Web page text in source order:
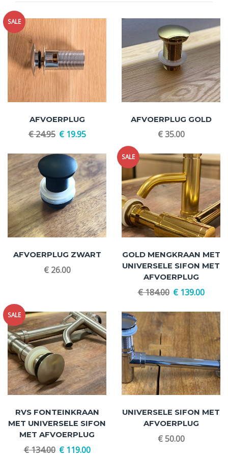
SALE
AFVOERPLUG
€24.95 €19.95
AFVOERPLUG GOLD
€35.00
AFVOERPLUG ZWART
€26.00
SALE
GOLD MENGKRAAN MET
UNIVERSELE SIFON MET
AFVOERPLUG
€184.00 €139.00
SALE
RVS FONTEINKRAAN
MET UNIVERSELE SIFON
MET AFVOERPLUG
€134.00 €119.00
UNIVERSELE SIFON MET
AFVOERPLUG
€50.00